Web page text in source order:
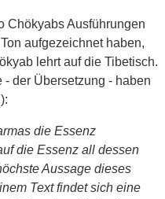
Chökyabs Ausführungen
aufgezeichnet haben,
lehrt auf die Tibetisch.
der Übersetzung ‑ haben
die Essenz
die Essenz all dessen
Aussage dieses
Text findet sich eine